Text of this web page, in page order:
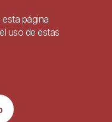
de Videovigilancia
Decreto 1112/2018, de 7 de
web y aplicaciones para
público.
página
uso de estas